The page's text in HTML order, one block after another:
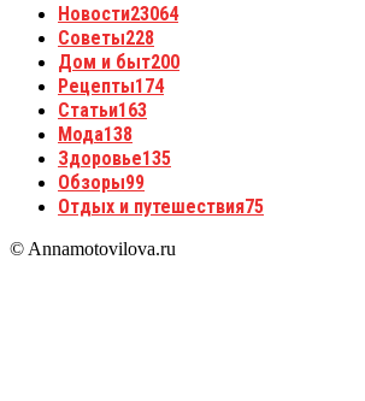
Новости23064
Советы228
Дом и быт200
Рецепты174
Статьи163
Мода138
Здоровье135
Обзоры99
Отдых и путешествия75
© Annamotovilova.ru